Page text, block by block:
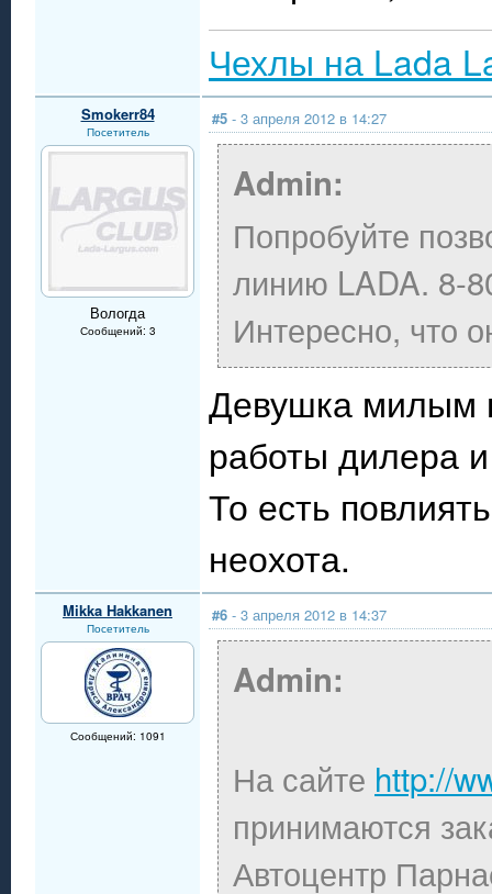
Чехлы на Lada
Smokerr84
Посетитель
Вологда
Сообщений: 3
#5 - 3 апреля 2012 в 14:27
Admin:
Попробуйте
линию LADA. 8-
Интересно, что
Девушка милым
работы дилера
То есть
неохота.
Mikka Hakkanen
Посетитель
Сообщений: 1091
#6 - 3 апреля 2012 в 14:37
Admin:
На сайте http://
принимаются
Автоцентр